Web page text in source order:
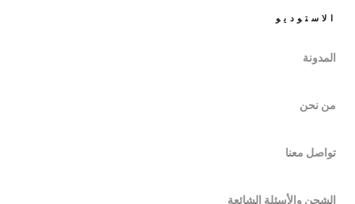
الاستوديو
المدونة
من نحن
تواصل معنا
الشحن والأسئلة الشائعة